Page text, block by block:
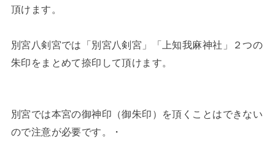
頂けます。
別宮八剣宮では「別宮八剣宮」「上知我麻神社」２つの
朱印をまとめて捺印して頂けます。
別宮では本宮の御神印（御朱印）を頂くことはできない
ので注意が必要です。・